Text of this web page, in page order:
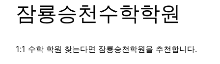
잠룡승천수학학원
1:1 수학 학원 찾는다면 잠룡승천학원을 추천합니다.